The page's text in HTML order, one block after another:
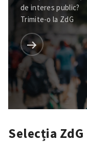
de interes public?
Trimite-o la ZdG
Selecția ZdG